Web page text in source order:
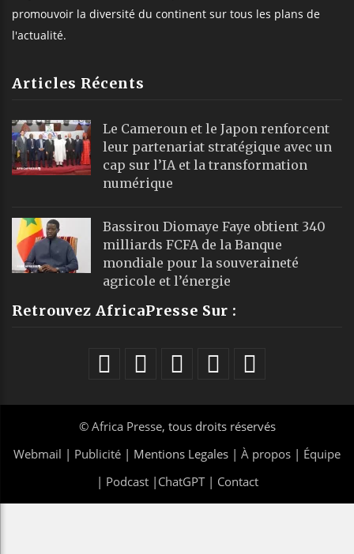
promouvoir la diversité du continent sur tous les plans de
l'actualité.
Articles Récents
Le Cameroun et le Japon renforcent
leur partenariat stratégique avec un
cap sur l’IA et la transformation
numérique
Bassirou Diomaye Faye obtient 340
milliards FCFA de la Banque
mondiale pour la souveraineté
agricole et l’énergie
Retrouvez AfricaPresse Sur :
© Africa Presse, tous droits réservés
Webmail | Publicité | Mentions Legales | À propos | Équipe
| Podcast| ChatGPT| Contact